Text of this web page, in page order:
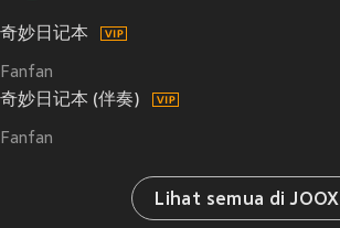
奇妙日记本
Fanfan
奇妙日记本 (伴奏)
Fanfan
Lihat semua di JOOX